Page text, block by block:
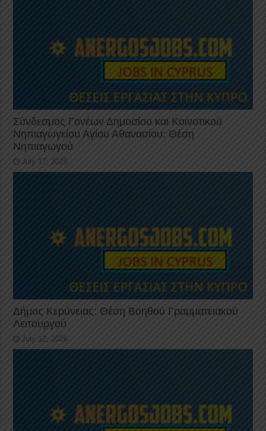
Σύνδεσμος Γονέων Δημοσίου και Κοινοτικού
Νηπιαγωγείου Αγίου Αθανασίου: Θέση
Νηπιαγωγού
July 17, 2026
Δήμος Κερύνειας: Θέση Βοηθού Γραμματειακού
Λειτουργού
July 12, 2026